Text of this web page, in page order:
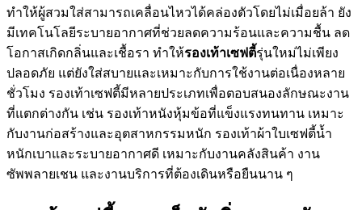
ทำให้ผู้สวมใส่สามารถเคลื่อนไหวได้คล่องตัวโดยไม่เมื่อยล้า ยัง
มีเทคโนโลยีระบายอากาศที่ช่วยลดความร้อนและความชื้น ลด
โอกาสเกิดกลิ่นและเชื้อรา ทำให้รองเท้าเซฟตี้รุ่นใหม่ไม่เพียง
ปลอดภัย แต่ยังใส่สบายและเหมาะกับการใช้งานต่อเนื่องหลาย
ชั่วโมง รองเท้าเซฟตี้มีหลายประเภทเพื่อตอบสนองลักษณะงาน
ที่แตกต่างกัน เช่น รองเท้าหนังหุ้มข้อที่แข็งแรงทนทาน เหมาะ
กับงานก่อสร้างและอุตสาหกรรมหนัก รองเท้าผ้าใบเซฟตี้น้ำ
หนักเบาและระบายอากาศดี เหมาะกับงานคลังสินค้า งาน
ซัพพลายเชน และงานบริการที่ต้องเดินหรือยืนนาน ๆ